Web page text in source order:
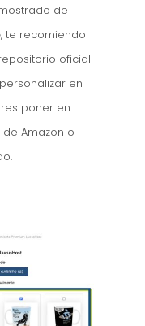
de
, te recomiendo
oficial
en
poner en
Amazon o